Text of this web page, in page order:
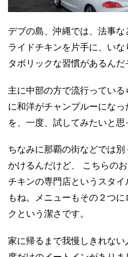
デブの島、沖縄では、法事
ライドチキンを片手に、い
タボリックな習慣があるんだ
主に中部の方で流行ってい
に和洋がチャンプルーにな
を、一度、試してみたいと思
ちなみに那覇の街などでは
かけるんだけど、 こちらの
チキンの専門店というスタ
もね。メニューもその２つ
クという潔さです。
家に帰るまで我慢しきれない